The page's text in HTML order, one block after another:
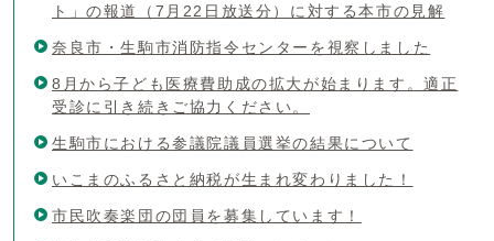
ト」の報道（7月22日放送分）に対する本市の見解
奈良市・生駒市消防指令センターを視察しました
8月から子ども医療費助成の拡大が始まります。適正
受診に引き続きご協力ください。
生駒市における参議院議員選挙の結果について
いこまのふるさと納税が生まれ変わりました！
市民吹奏楽団の団員を募集しています！